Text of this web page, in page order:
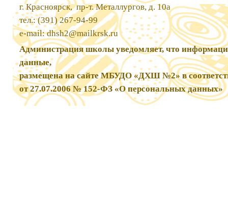
г. Красноярск, пр-т. Металлургов, д. 10а
тел.: (391) 267-94-99
e-mail:dhsh2@mailkrsk.ru
Администрация школы уведомляет, что
данные,
размещена на сайте МБУДО «ДХШ №2» в
от 27.07.2006 № 152-ФЗ «О персональных данных»